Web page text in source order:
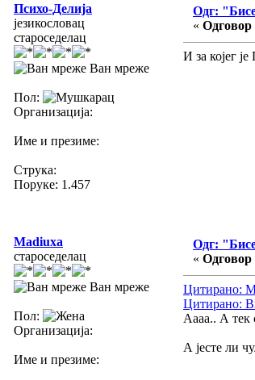
Психо-Делија
језикословац
староседелац
Ван мреже
Пол:
Организација:
Име и презиме:
Струка:
Поруке: 1.457
Одг:
« Одговор
И за којег
Madiuxa
староседелац
Ван мреже
Пол:
Организација:
Име и презиме:
Одг:
« Одговор
Цитирано:
Цитирано:
Аааа.. А тек
А јесте ли